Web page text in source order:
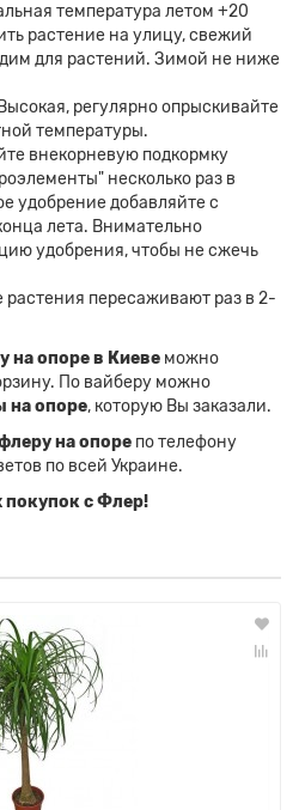
температура летом +20
растение на улицу, свежий
для растений. Зимой не ниже
регулярно опрыскивайте
температуры.
внекорневую подкормку
несколько раз в
удобрение добавляйте с
лета. Внимательно
удобрения, чтобы не сжечь
растения пересаживают раз в 2-
на опоре в Киеве можно
По вайберу можно
на опоре, которую Вы заказали.
на опоре по телефону
по всей Украине.
покупок с Флер!